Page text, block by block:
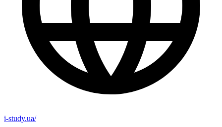
i-study.ua/